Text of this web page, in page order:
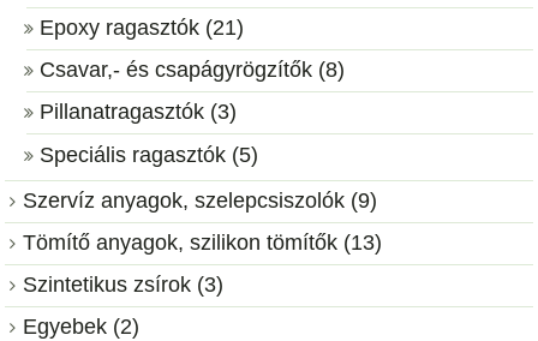
Epoxy ragasztók (21)
Csavar,- és csapágyrögzítők (8)
Pillanatragasztók (3)
Speciális ragasztók (5)
Szervíz anyagok, szelepcsiszolók (9)
Tömítő anyagok, szilikon tömítők (13)
Szintetikus zsírok (3)
Egyebek (2)